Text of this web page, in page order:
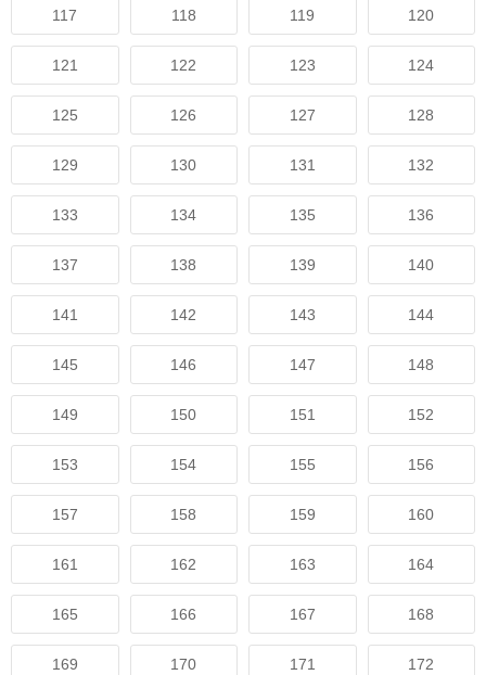
117 118 119 120
121 122 123 124
125 126 127 128
129 130 131 132
133 134 135 136
137 138 139 140
141 142 143 144
145 146 147 148
149 150 151 152
153 154 155 156
157 158 159 160
161 162 163 164
165 166 167 168
169 170 171 172